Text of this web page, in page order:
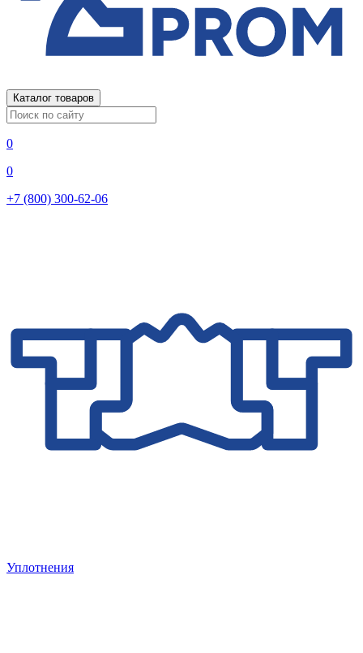
Каталог товаров
0
0
+7 (800) 300-62-06
Уплотнения